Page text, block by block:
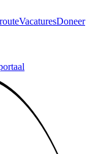
VacaturesDoneer